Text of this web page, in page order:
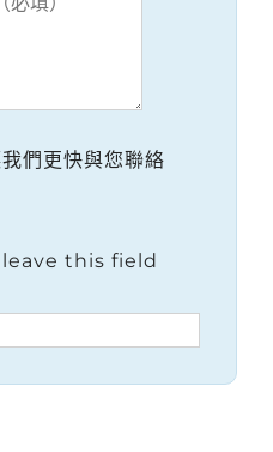
們更快與您聯絡
this field